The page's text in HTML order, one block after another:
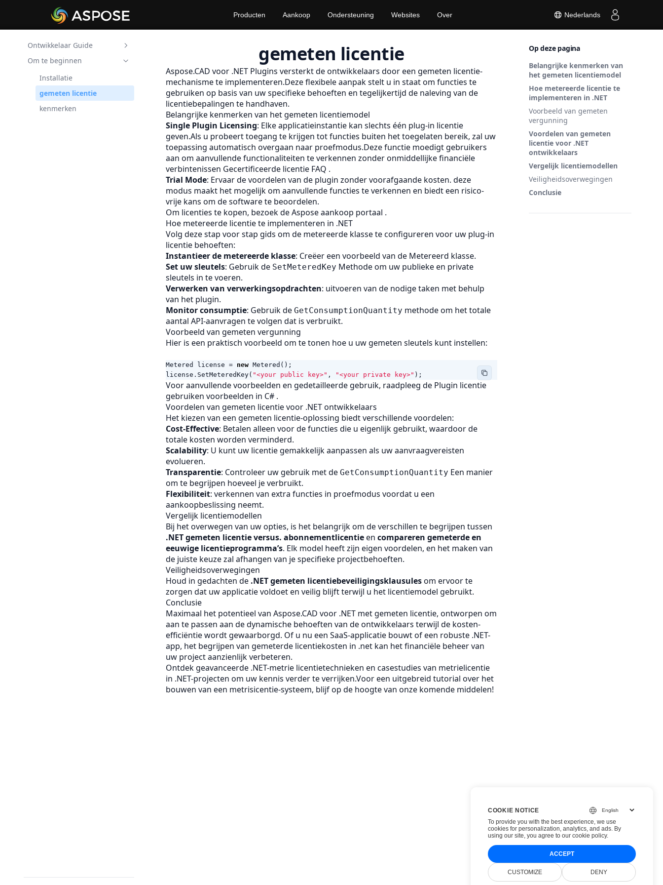
Nederlands
Producten Aankoop Ondersteuning Websites Over
Ontwikkelaar Guide
DXF/DWG/DWT
.NET
Om te beginnen
Installatie
gemeten licentie
kenmerken
Op deze pagina
Belangrijke kenmerken van
het gemeten licentiemodel
Hoe metereerde licentie te
implementeren in .NET
Voorbeeld van gemeten
vergunning
Voordelen van gemeten
licentie voor .NET
ontwikkelaars
Vergelijk licentiemodellen
Veiligheidsoverwegingen
Conclusie
gemeten licentie
Aspose.CAD voor .NET Plugins versterkt de ontwikkelaars door een gemeten licentie-
mechanisme te implementeren.Deze flexibele aanpak stelt u in staat om functies te
gebruiken op basis van uw specifieke behoeften en tegelijkertijd de naleving van de
licentiebepalingen te handhaven.
Belangrijke kenmerken van het gemeten licentiemodel
Single Plugin Licensing: Elke applicatieinstantie kan slechts één plug-in licentie
geven.Als u probeert toegang te krijgen tot functies buiten het toegelaten bereik, zal uw
toepassing automatisch overgaan naar proefmodus.Deze functie moedigt gebruikers
aan om aanvullende functionaliteiten te verkennen zonder onmiddellijke financiële
verbintenissen Gecertificeerde licentie FAQ .
Trial Mode: Ervaar de voordelen van de plugin zonder voorafgaande kosten. deze
modus maakt het mogelijk om aanvullende functies te verkennen en biedt een risico-
vrije kans om de software te beoordelen.
Om licenties te kopen, bezoek deAspose aankoop portaal .
Hoe metereerde licentie te implementeren in .NET
Volg deze stap voor stap gids om de metereerde klasse te configureren voor uw plug-in
licentie behoeften:
Instantieer de metereerde klasse: Creëer een voorbeeld van de Metereerd klasse.
Set uw sleutels: Gebruik de SetMeteredKey Methode om uw publieke en private
sleutels in te voeren.
Verwerken van verwerkingsopdrachten: uitvoeren van de nodige taken met behulp
van het plugin.
Monitor consumptie: Gebruik de GetConsumptionQuantity methode om het totale
aantal API-aanvragen te volgen dat is verbruikt.
Voorbeeld van gemeten vergunning
Hier is een praktisch voorbeeld om te tonen hoe u uw gemeten sleutels kunt instellen:
Metered license = new Metered ();
license . SetMeteredKey( "<your public key>" , "<your private key>" );
Voor aanvullende voorbeelden en gedetailleerde gebruik, raadpleeg de Plugin licentie
gebruiken voorbeelden in C# .
Voordelen van gemeten licentie voor .NET ontwikkelaars
Het kiezen van een gemeten licentie-oplossing biedt verschillende voordelen:
Cost-Effective: Betalen alleen voor de functies die u eigenlijk gebruikt, waardoor de
totale kosten worden verminderd.
Scalability: U kunt uw licentie gemakkelijk aanpassen als uw aanvraagvereisten
evolueren.
Transparentie: Controleer uw gebruik met de GetConsumptionQuantity Een manier
om te begrijpen hoeveel je verbruikt.
Flexibiliteit: verkennen van extra functies in proefmodus voordat u een
aankoopbeslissing neemt.
Vergelijk licentiemodellen
Bij het overwegen van uw opties, is het belangrijk om de verschillen te begrijpen tussen
.NET gemeten licentie versus. abonnementlicentieen compareren gemeterde en
eeuwige licentieprogramma’s. Elk model heeft zijn eigen voordelen, en het maken van
de juiste keuze zal afhangen van je specifieke projectbehoeften.
Veiligheidsoverwegingen
Houd in gedachten de .NET gemeten licentiebeveiligingsklausulesom ervoor te
zorgen dat uw applicatie voldoet en veilig blijft terwijl u het licentiemodel gebruikt.
Conclusie
Maximaal het potentieel van Aspose.CAD voor .NET met gemeten licentie, ontworpen om
aan te passen aan de dynamische behoeften van de ontwikkelaars terwijl de kosten-
efficiëntie wordt gewaarborgd. Of u nu een SaaS-applicatie bouwt of een robuste .NET-
app, het begrijpen van gemeterde licentiekosten in .net kan het financiële beheer van
uw project aanzienlijk verbeteren.
Ontdek geavanceerde .NET-metrie licentietechnieken en casestudies van metrielicentie
in .NET-projecten om uw kennis verder te verrijken.Voor een uitgebreid tutorial over het
bouwen van een metrisicentie-systeem, blijf op de hoogte van onze komende middelen!
COOKIE NOTICE
To provide you with the best experience, we use
cookies for personalization, analytics, and ads. By
using our site, you agree to our cookie policy.
ACCEPT
CUSTOMIZE DENY